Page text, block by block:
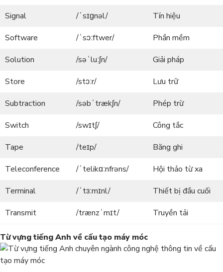
Signal
/ˈsɪɡnəl/
Tín hiệu
Software
/ˈsɔːftwer/
Phần mềm
Solution
/səˈluːʃn/
Giải pháp
Store
/stɔːr/
Lưu trữ
Subtraction
/səbˈtrækʃn/
Phép trừ
Switch
/swɪtʃ/
Công tắc
Tape
/teɪp/
Băng ghi
Teleconference
/ˈtelikɑːnfrəns/
Hội thảo từ xa
Terminal
/ˈtɜːmɪnl/
Thiết bị đầu cuối
Transmit
/trænzˈmɪt/ Truyền tải
Từ vựng tiếng Anh về cấu tạo máy móc